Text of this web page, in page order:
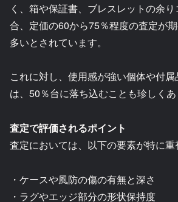
く、箱や保証書、ブレスレットの余
合、定価の60から75％程度の査定が
多いとされています。
これに対し、使用感が強い個体や付
は、50％台に落ち込むことも珍しくあ
査定で評価されるポイント
査定においては、以下の要素が特に重
・ケースや風防の傷の有無と深さ
・ラグやエッジ部分の形状保持度